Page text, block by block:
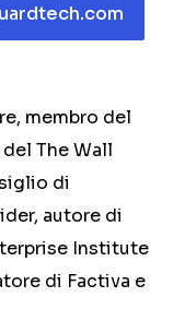
membro del
The Wall
di
autore di
Institute
di Factiva e